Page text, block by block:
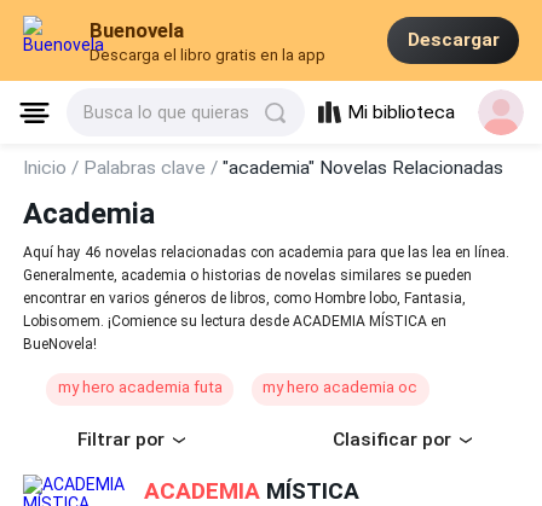
Buenovela
Descarga el libro gratis en la app
Descargar
Busca lo que quieras Mi biblioteca
Inicio / Palabras clave /"academia" Novelas Relacionadas
Academia
Aquí hay 46 novelas relacionadas con academia para que las lea en línea.
Generalmente, academia o historias de novelas similares se pueden
encontrar en varios géneros de libros, como Hombre lobo, Fantasia,
Lobisomem. ¡Comience su lectura desde ACADEMIA MÍSTICA en
BueNovela!
my hero academia futa my hero academia oc
Filtrar por Clasificar por
ACADEMIA MÍSTICA